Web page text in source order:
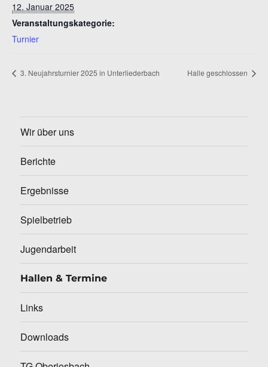
12. Januar 2025
Veranstaltungskategorie:
Turnier
3. Neujahrsturnier 2025 in Unterliederbach Halle geschlossen
Wir über uns
Berichte
Ergebnisse
Spielbetrieb
Jugendarbeit
Hallen & Termine
Links
Downloads